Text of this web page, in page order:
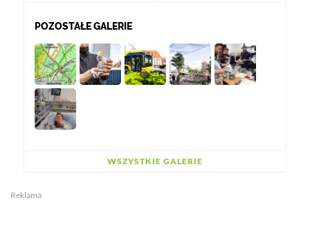
POZOSTAŁE GALERIE
WSZYSTKIE GALERIE
Reklama